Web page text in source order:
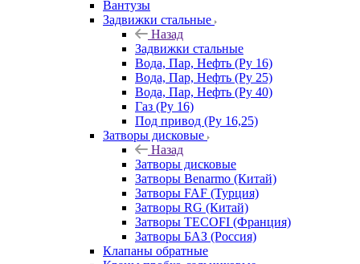
Вантузы
Задвижки стальные
Назад
Задвижки стальные
Вода, Пар, Нефть (Ру 16)
Вода, Пар, Нефть (Ру 25)
Вода, Пар, Нефть (Ру 40)
Газ (Ру 16)
Под привод (Ру 16,25)
Затворы дисковые
Назад
Затворы дисковые
Затворы Benarmo (Китай)
Затворы FAF (Турция)
Затворы RG (Китай)
Затворы TECOFI (Франция)
Затворы БАЗ (Россия)
Клапаны обратные